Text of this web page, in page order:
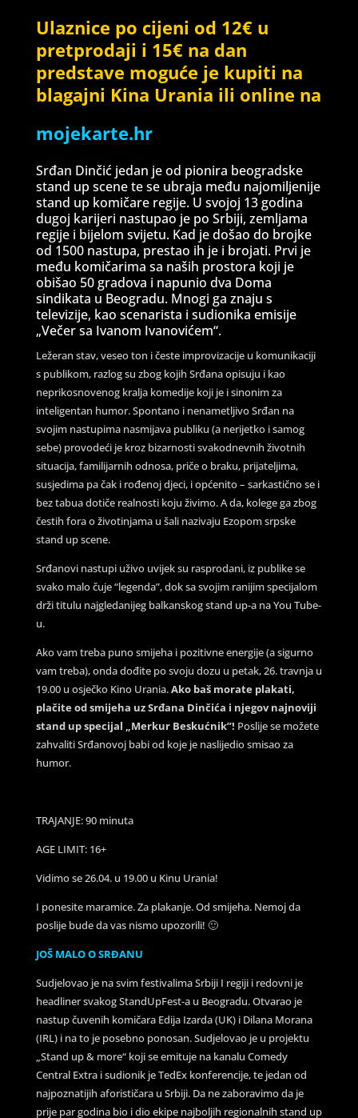
Ulaznice po cijeni od 12€ u
pretprodaji i 15€ na dan
predstave moguće je kupiti na
blagajni Kina Urania ili online na
mojekarte.hr
Srđan Dinčić jedan je od pionira beogradske
stand up scene te se ubraja među najomiljenije
stand up komičare regije. U svojoj 13 godina
dugoj karijeri nastupao je po Srbiji, zemljama
regije i bijelom svijetu. Kad je došao do brojke
od 1500 nastupa, prestao ih je i brojati. Prvi je
među komičarima sa naših prostora koji je
obišao 50 gradova i napunio dva Doma
sindikata u Beogradu. Mnogi ga znaju s
televizije, kao scenarista i sudionika emisije
„Večer sa Ivanom Ivanovićem“.
Ležeran stav, veseo ton i česte improvizacije u komunikaciji
s publikom, razlog su zbog kojih Srđana opisuju i kao
neprikosnovenog kralja komedije koji je i sinonim za
inteligentan humor. Spontano i nenametljivo Srđan na
svojim nastupima nasmijava publiku (a nerijetko i samog
sebe) provodeći je kroz bizarnosti svakodnevnih životnih
situacija, familijarnih odnosa, priče o braku, prijateljima,
susjedima pa čak i rođenoj djeci, i općenito – sarkastično se i
bez tabua dotiče realnosti koju živimo. A da, kolege ga zbog
čestih fora o životinjama u šali nazivaju Ezopom srpske
stand up scene.
Srđanovi nastupi uživo uvijek su rasprodani, iz publike se
svako malo čuje “legenda”, dok sa svojim ranijim specijalom
drži titulu najgledanijeg balkanskog stand up-a na You Tube-
u.
Ako vam treba puno smijeha i pozitivne energije (a sigurno
vam treba), onda dođite po svoju dozu u petak, 26. travnja u
19.00 u osječko Kino Urania.Ako baš morate plakati,
plačite od smijeha uz Srđana Dinčića i njegov najnoviji
stand up specijal „Merkur Beskućnik”! Poslije se možete
zahvaliti Srđanovoj babi od koje je naslijedio smisao za
humor.
TRAJANJE: 90 minuta
AGE LIMIT: 16+
Vidimo se 26.04. u 19.00 u Kinu Urania!
I ponesite maramice. Za plakanje. Od smijeha. Nemoj da
poslije bude da vas nismo upozorili! 🙂
JOŠ MALO O SRĐANU
Sudjelovao je na svim festivalima Srbiji I regiji i redovni je
headliner svakog StandUpFest-a u Beogradu. Otvarao je
nastup čuvenih komičara Edija Izarda (UK) i Dilana Morana
(IRL) i na to je posebno ponosan. Sudjelovao je u projektu
„Stand up & more“ koji se emituje na kanalu Comedy
Central Extra i sudionik je TedEx konferencije, te jedan od
najpoznatijih aforističara u Srbiji. Da ne zaboravimo da je
prije par godina bio i dio ekipe najboljih regionalnih stand up